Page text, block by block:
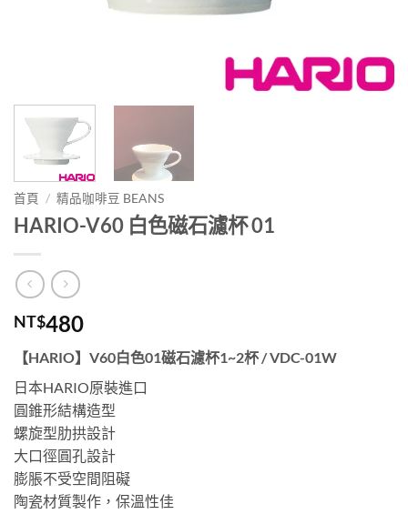
首頁 / 精品咖啡豆 BEANS
HARIO-V60 白色磁石濾杯 01
NT$480
【HARIO】V60白色01磁石濾杯1~2杯 / VDC-01W
日本HARIO原裝進口
圓錐形結構造型
螺旋型肋拱設計
大口徑圓孔設計
膨脹不受空間阻礙
陶瓷材質製作，保溫性佳